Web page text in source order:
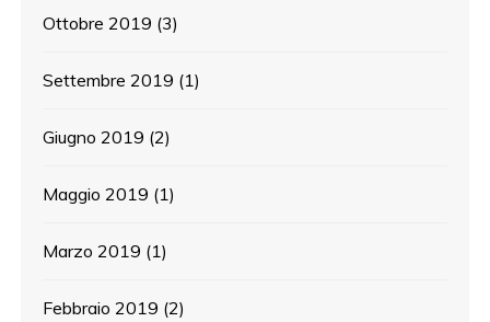
Ottobre 2019 (3)
Settembre 2019 (1)
Giugno 2019 (2)
Maggio 2019 (1)
Marzo 2019 (1)
Febbraio 2019 (2)